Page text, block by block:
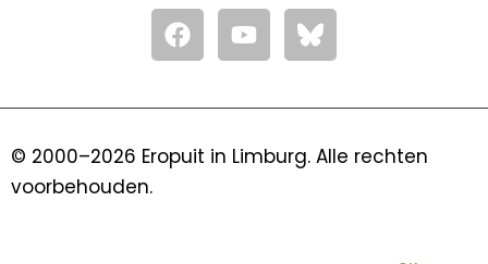
F
a
c
o
Y
o
u
b
© 2000–2026 Eropuit in Limburg. Alle rechten
voorbehouden.